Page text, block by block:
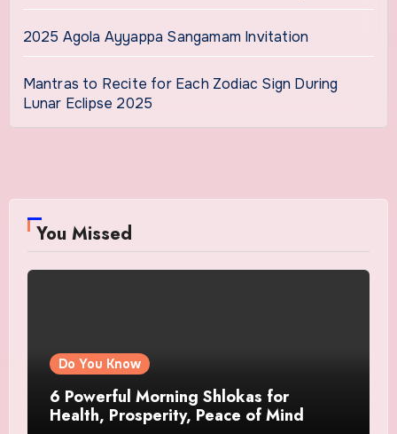
2025 Agola Ayyappa Sangamam Invitation
Mantras to Recite for Each Zodiac Sign During
Lunar Eclipse 2025
You Missed
Do You Know
6 Powerful Morning Shlokas for
Health, Prosperity, Peace of Mind